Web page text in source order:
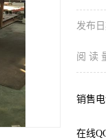
发布日
阅 读
销售电
在线